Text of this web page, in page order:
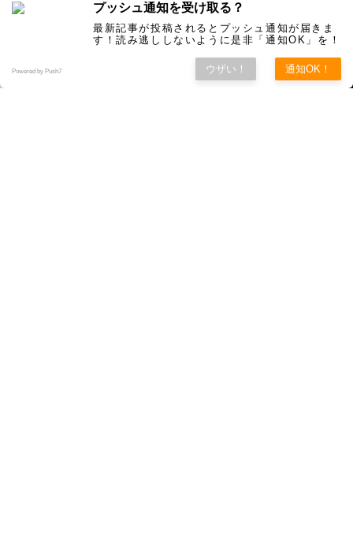
プッシュ通知を受け取る？
最新記事が投稿されるとプッシュ通知が届きま
す！読み逃ししないように是非「通知OK」を！
Powered by Push7 ウザい！ 通知OK！